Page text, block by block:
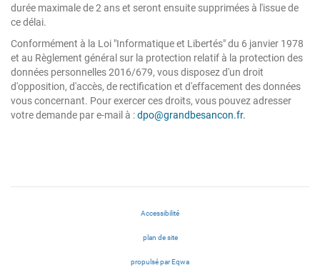
durée maximale de 2 ans et seront ensuite supprimées à l'issue de
ce délai.
Conformément à la Loi "Informatique et Libertés" du 6 janvier 1978
et au Règlement général sur la protection relatif à la protection des
données personnelles 2016/679, vous disposez d'un droit
d'opposition, d'accès, de rectification et d'effacement des données
vous concernant. Pour exercer ces droits, vous pouvez adresser
votre demande par e-mail à :dpo@grandbesancon.fr.
propulsé par Eqwa(nouvelle
plan de site
Accessibilité